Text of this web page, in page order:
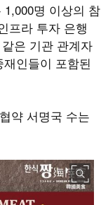
1,000명 이상의 참
프라 투자 은행
은 기관 관계자
인들이 포함된
협약 서명국 수는